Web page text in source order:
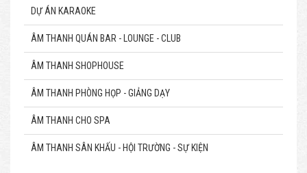
DỰ ÁN KARAOKE
ÂM THANH QUÁN BAR - LOUNGE - CLUB
ÂM THANH SHOPHOUSE
ÂM THANH PHÒNG HỌP - GIẢNG DẠY
ÂM THANH CHO SPA
ÂM THANH SÂN KHẤU - HỘI TRƯỜNG - SỰ KIỆN